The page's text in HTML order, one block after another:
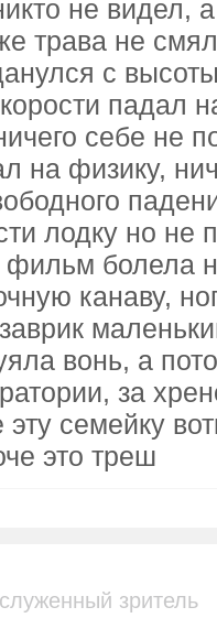
не видел,
трава не
с
падал
себе не
на физику,
лодку но не
болела
канаву,
вонь, а
за
семейку
это треш
зритель